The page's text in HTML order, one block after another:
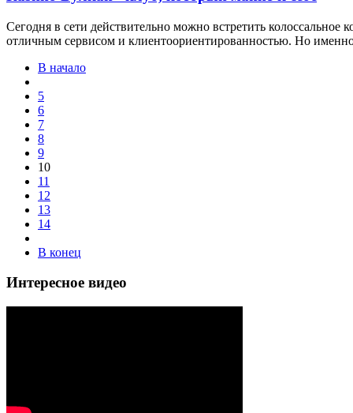
Сегодня в сети действительно можно встретить
отличным сервисом и клиентоориентированностью. Но
В начало
5
6
7
8
9
10
11
12
13
14
В конец
Интересное видео